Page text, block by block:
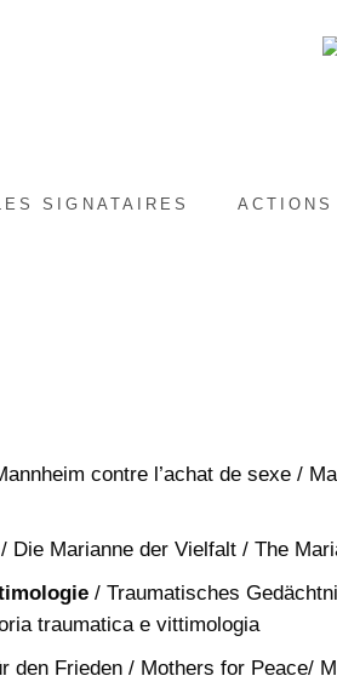
SIGNATAIRES ACTIONS
contre l’achat de sexe /
/ Die Marianne der Vielfalt / The
/ Traumatisches
traumatica e vittimologia
den Frieden / Mothers for Peace/